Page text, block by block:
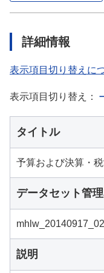
詳細情報
表示項目切り替えに
表示項目切り替え：
タイトル
予算および決算・
データセット管
説明